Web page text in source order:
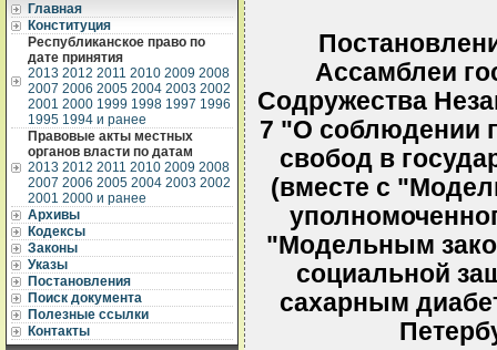
Главная
Конституция
Республиканское право по
дате принятия
2013 2012 2011 2010 2009 2008
2007 2006 2005 2004 2003 2002
2001 2000 1999 1998 1997 1996
1995 1994 и ранее
Правовые акты местных
органов власти по датам
2013 2012 2011 2010 2009 2008
2007 2006 2005 2004 2003 2002
2001 2000 и ранее
Архивы
Кодексы
Законы
Указы
Постановления
Поиск документа
Полезные ссылки
Контакты
Ассамблеи
Содружества
7 "О соблюдении
свобод в
(вместе с
"Модельным
социальной
сахарным